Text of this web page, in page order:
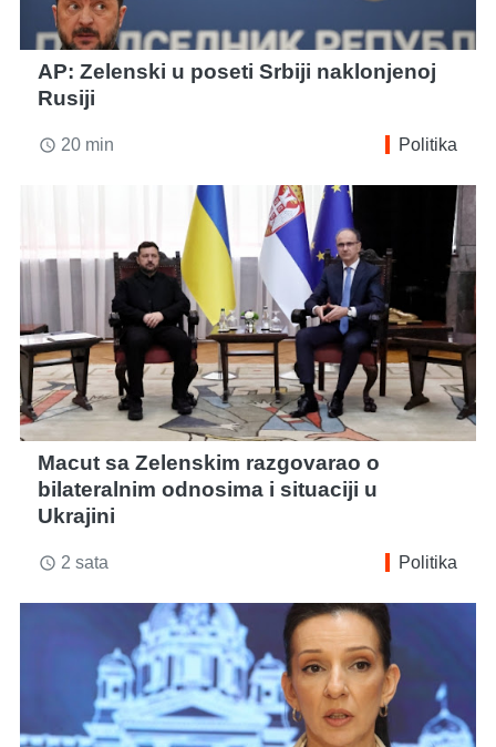
AP: Zelenski u poseti Srbiji naklonjenoj
Rusiji
access_time 20 min Politika
Macut sa Zelenskim razgovarao o
bilateralnim odnosima i situaciji u
Ukrajini
access_time 2 sata Politika